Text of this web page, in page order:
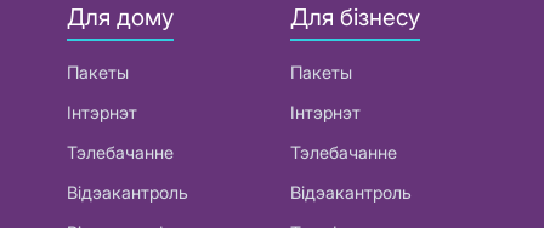
Для дому
Пакеты
Інтэрнэт
Тэлебачанне
Відэакантроль
Для бізнесу
Пакеты
Інтэрнэт
Тэлебачанне
Відэакантроль